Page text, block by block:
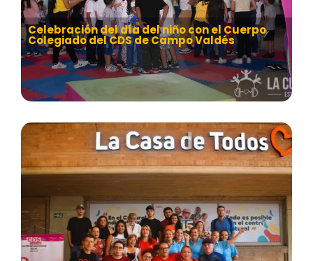
Celebración del día del niño con el Cuerpo
Colegiado del CDS de Campo Valdés